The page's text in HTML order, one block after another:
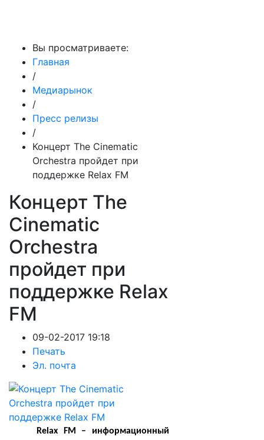
Вы просматриваете:
Главная
/
Медиарынок
/
Пресс релизы
/
Концерт The Cinematic
Orchestra пройдет при
поддержке Relax FM
Концерт The
Cinematic
Orchestra
пройдет при
поддержке Relax
FM
09-02-2017 19:18
Печать
Эл. почта
Relax FM
– информационный